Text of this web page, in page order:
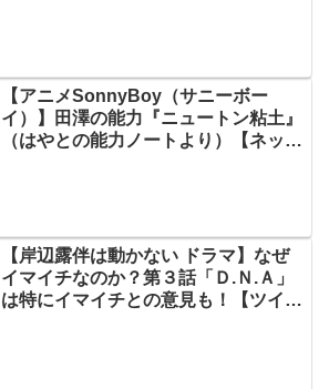
【アニメSonnyBoy（サニーボー
イ）】田澤の能力『ニュートン粘土』
（はやとの能力ノートより）【ネット
【岸辺露伴は動かない ドラマ】なぜ
イマイチなのか？第３話「Ｄ.Ｎ.Ａ」
は特にイマイチとの意見も！【ツイッ